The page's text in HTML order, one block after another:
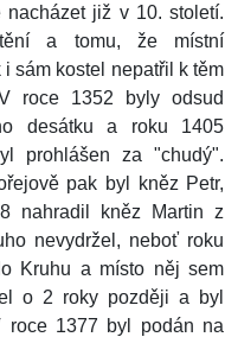
již v 10. století.
a tomu, že místní
sám kostel nepatřil k těm
roce 1352 byly odsud
desátku a roku 1405
prohlášen za "chudý".
pak byl kněz Petr,
nahradil kněz Martin z
nevydržel, neboť roku
Kruhu a místo něj sem
o 2 roky později a byl
roce 1377 byl podán na